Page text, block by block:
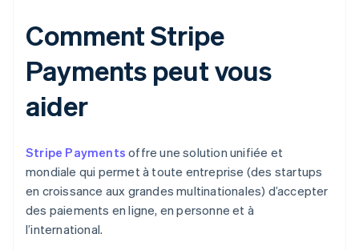
Comment Stripe
Payments peut vous
aider
Stripe Payments offre une solution unifiée et
mondiale qui permet à toute entreprise (des startups
en croissance aux grandes multinationales) d’accepter
des paiements en ligne, en personne et à
l’international.